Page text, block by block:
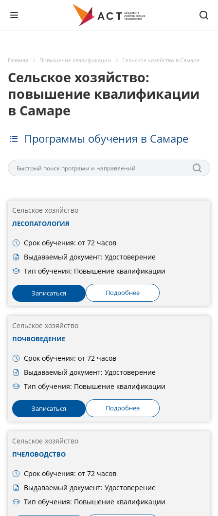
Главная Повышение квалификации Сельское хозяйство в Самаре
Сельское хозяйство:
повышение квалификации
в Самаре
Программы обучения в Самаре
Сельское хозяйство
ЛЕСОПАТОЛОГИЯ
Срок обучения: от 72 часов
Выдаваемый документ: Удостоверение
Тип обучения: Повышение квалификации
Записаться Подробнее
Сельское хозяйство
ПОЧВОВЕДЕНИЕ
Срок обучения: от 72 часов
Выдаваемый документ: Удостоверение
Тип обучения: Повышение квалификации
Записаться Подробнее
Сельское хозяйство
ПЧЕЛОВОДСТВО
Срок обучения: от 72 часов
Выдаваемый документ: Удостоверение
Тип обучения: Повышение квалификации